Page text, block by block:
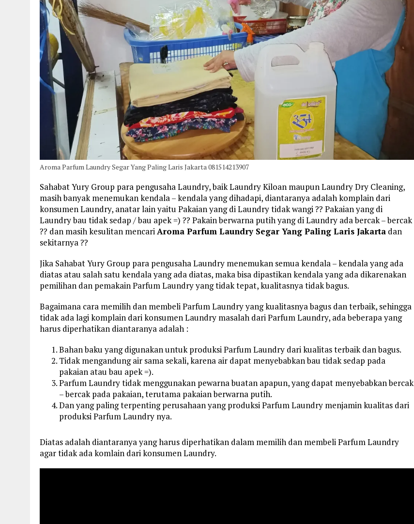
Aroma Parfum Laundry Segar Yang Paling Laris Jakarta 081514213907
Sahabat Yury Group para pengusaha Laundry, baik Laundry Kiloan maupun Laundry Dry Cleaning,
masih banyak menemukan kendala – kendala yang dihadapi, diantaranya adalah komplain dari
konsumen Laundry, anatar lain yaitu Pakaian yang di Laundry tidak wangi ?? Pakaian yang di
Laundry bau tidak sedap / bau apek =) ?? Pakain berwarna putih yang di Laundry ada bercak – bercak
?? dan masih kesulitan mencariAroma Parfum Laundry Segar Yang Paling Laris Jakarta dan
sekitarnya ??
Jika Sahabat Yury Group para pengusaha Laundry menemukan semua kendala – kendala yang ada
diatas atau salah satu kendala yang ada diatas, maka bisa dipastikan kendala yang ada dikarenakan
pemilihan dan pemakain Parfum Laundry yang tidak tepat, kualitasnya tidak bagus.
Bagaimana cara memilih dan membeli Parfum Laundry yang kualitasnya bagus dan terbaik, sehingga
tidak ada lagi komplain dari konsumen Laundry masalah dari Parfum Laundry, ada beberapa yang
harus diperhatikan diantaranya adalah :
Bahan baku yang digunakan untuk produksi Parfum Laundry dari kualitas terbaik dan bagus.
Tidak mengandung air sama sekali, karena air dapat menyebabkan bau tidak sedap pada
pakaian atau bau apek =).
Parfum Laundry tidak menggunakan pewarna buatan apapun, yang dapat menyebabkan bercak
– bercak pada pakaian, terutama pakaian berwarna putih.
Dan yang paling terpenting perusahaan yang produksi Parfum Laundry menjamin kualitas dari
produksi Parfum Laundry nya.
Diatas adalah diantaranya yang harus diperhatikan dalam memilih dan membeli Parfum Laundry
agar tidak ada komlain dari konsumen Laundry.